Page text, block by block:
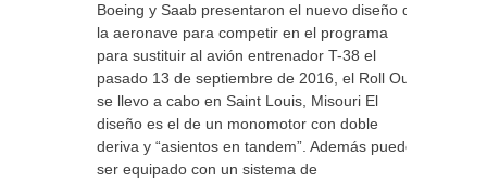
Boeing y Saab presentaron el nuevo diseño de
la aeronave para competir en el programa
para sustituir al avión entrenador T-38 el
pasado 13 de septiembre de 2016, el Roll Out
se llevo a cabo en Saint Louis, Misouri El
diseño es el de un monomotor con doble
deriva y “asientos en tandem”. Además puede
ser equipado con un sistema de